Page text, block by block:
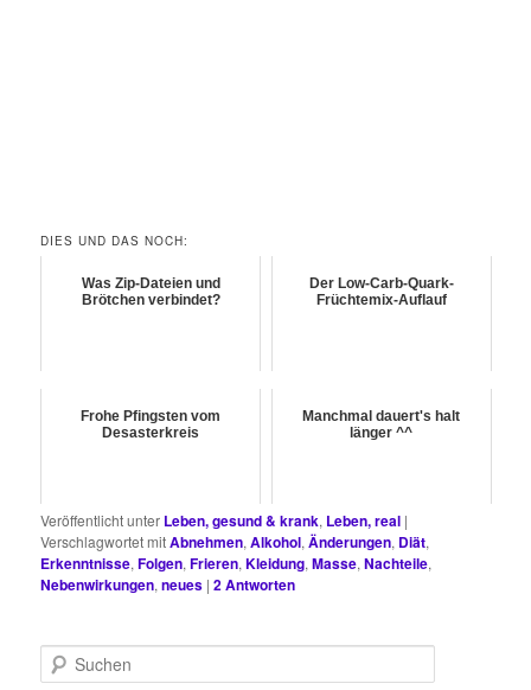
DIES UND DAS NOCH:
Was Zip-Dateien und
Brötchen verbindet?
Der Low-Carb-Quark-
Früchtemix-Auflauf
Frohe Pfingsten vom
Desasterkreis
Manchmal dauert's halt
länger ^^
Veröffentlicht unter Leben, gesund & krank, Leben, real |
Verschlagwortet mitAbnehmen,Alkohol,Änderungen, Diät,
Erkenntnisse,Folgen,Frieren,Kleidung,Masse,Nachteile,
Nebenwirkungen,neues |2Antworten
u